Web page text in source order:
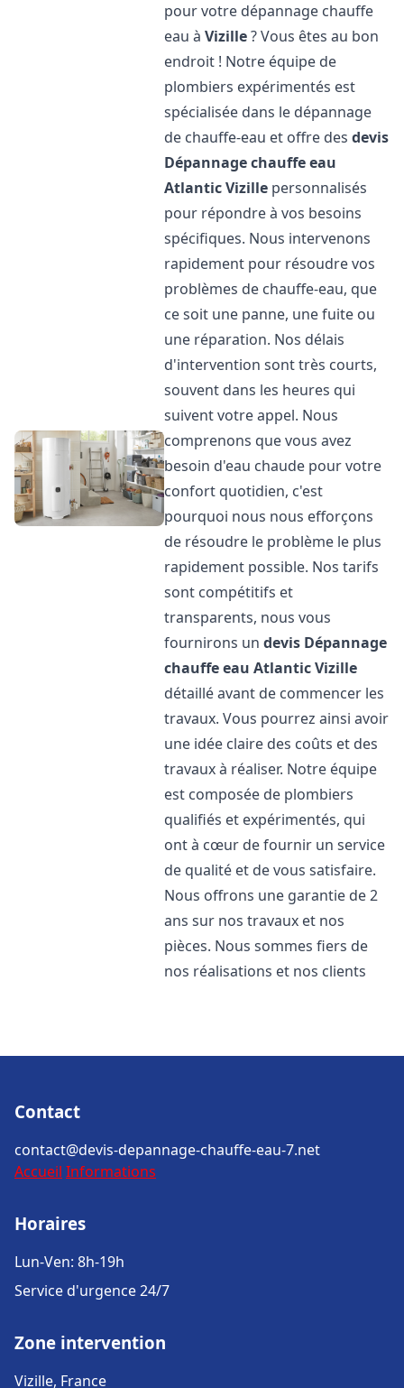
pour votre dépannage chauffe
eau àVizille? Vous êtes au bon
endroit ! Notre équipe de
plombiers expérimentés est
spécialisée dans le dépannage
de chauffe-eau et offre desdevis
Dépannage chauffe eau
AtlanticVizille personnalisés
pour répondre à vos besoins
spécifiques. Nous intervenons
rapidement pour résoudre vos
problèmes de chauffe-eau, que
ce soit une panne, une fuite ou
une réparation. Nos délais
d'intervention sont très courts,
souvent dans les heures qui
suivent votre appel. Nous
comprenons que vous avez
besoin d'eau chaude pour votre
confort quotidien, c'est
pourquoi nous nous efforçons
de résoudre le problème le plus
rapidement possible. Nos tarifs
sont compétitifs et
transparents, nous vous
fournirons undevis Dépannage
chauffe eau AtlanticVizille
détaillé avant de commencer les
travaux. Vous pourrez ainsi avoir
une idée claire des coûts et des
travaux à réaliser. Notre équipe
est composée de plombiers
qualifiés et expérimentés, qui
ont à cœur de fournir un service
de qualité et de vous satisfaire.
Nous offrons une garantie de 2
ans sur nos travaux et nos
pièces. Nous sommes fiers de
nos réalisations et nos clients
Contact
contact@devis-depannage-chauffe-eau-7.net
Accueil Informations
Horaires
Lun-Ven: 8h-19h
Service d'urgence 24/7
Zone intervention
Vizille, France